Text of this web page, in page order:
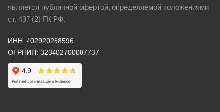
является публичной офертой, определяемой положениями
ст. 437 (2) ГК РФ.
ИНН: 402920268596
ОГРНИП: 323402700007737